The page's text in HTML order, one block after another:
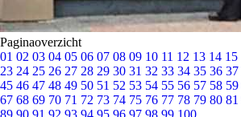
Paginaoverzicht
01 02 03 04 05 06 07 08 09 10 11 12 13 14 15
23 24 25 26 27 28 29 30 31 32 33 34 35 36 37
45 46 47 48 49 50 51 52 53 54 55 56 57 58 59
67 68 69 70 71 72 73 74 75 76 77 78 79 80 81
89 90 91 92 93 94 95 96 97 98 99 100